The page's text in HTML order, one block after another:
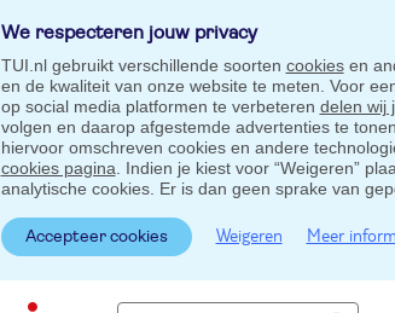
We respecteren jouw privacy
TUI.nl gebruikt verschillende soorten cookiesen
en de kwaliteit van onze website te meten. Voor
op social media platformen te verbeteren delen wij
volgen en daarop afgestemde advertenties te
hiervoor omschreven cookies en andere
cookies pagina . Indien je kiest voor “Weigeren”
analytische cookies. Er is dan geen sprake van
Accepteer cookies Weigeren Meer